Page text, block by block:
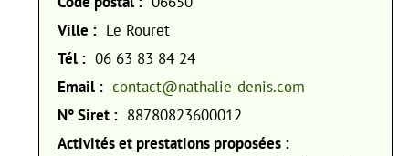
Ville : Le Rouret
Tél : 06 63 83 84 24
Email : contact@nathalie-denis.com
N° Siret : 88780823600012
Activités et prestations proposées :